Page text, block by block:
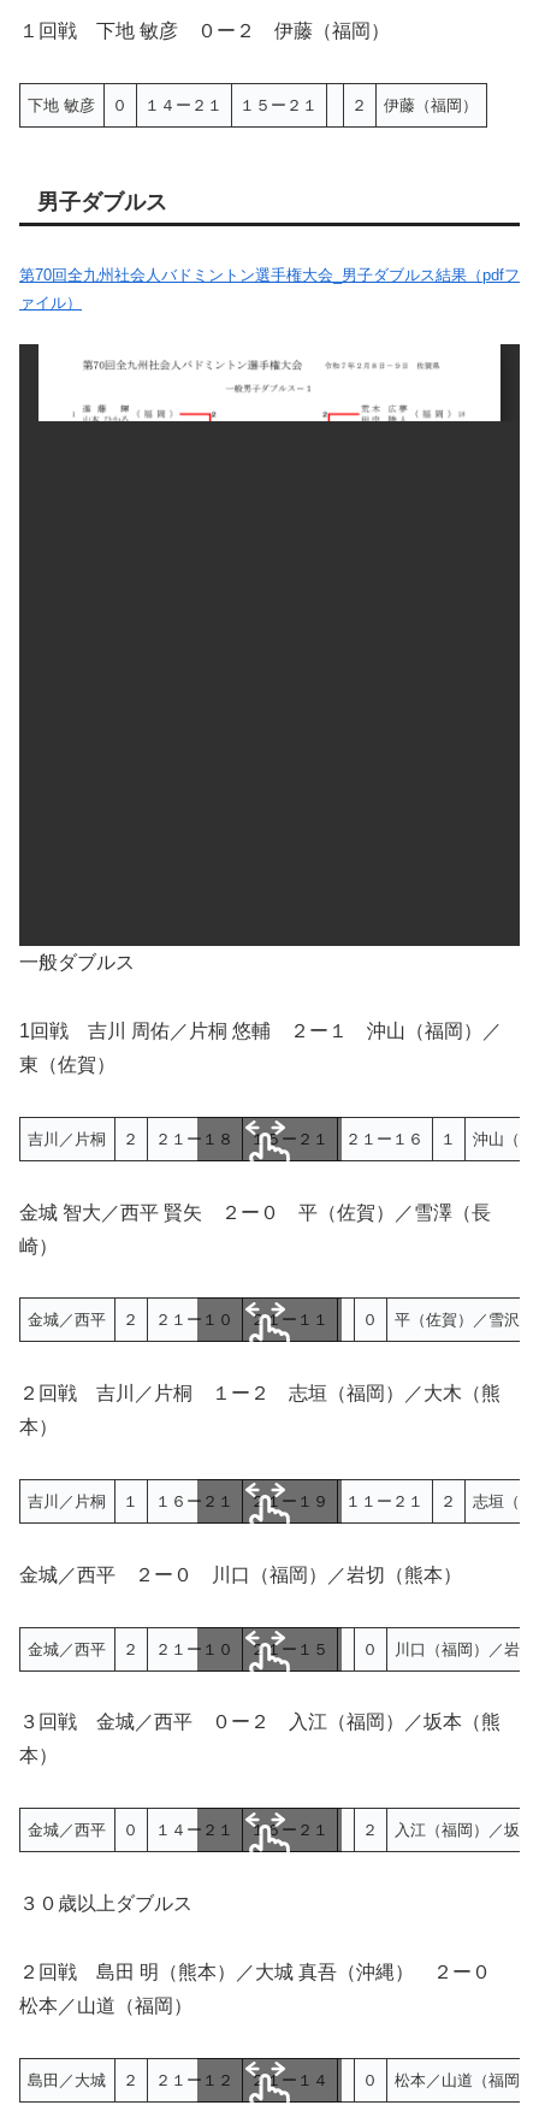
１回戦 下地 敏彦 ０ー２ 伊藤（福岡）
下地 敏彦 ０ １４ー２１ １５ー２１ ２ 伊藤（福岡）
男子ダブルス
第70回全九州社会人バドミントン選手権大会_男子ダブルス結果（pdfフ
ァイル）
一般ダブルス
1回戦 吉川 周佑／片桐 悠輔 ２ー１ 沖山（福岡）／
東（佐賀）
吉川／片桐 ２ ２１ー１８ １５ー２１ ２１ー１６ １ 沖山（
金城 智大／西平 賢矢 ２ー０ 平（佐賀）／雪澤（長
崎）
金城／西平 ２ ２１ー１０ ２１ー１１ ０ 平（佐賀）／雪沢
２回戦 吉川／片桐 １ー２ 志垣（福岡）／大木（熊
本）
吉川／片桐 １ １６ー２１ ２１ー１９ １１ー２１ ２ 志垣（
金城／西平 ２ー０ 川口（福岡）／岩切（熊本）
金城／西平 ２ ２１ー１０ ２１ー１５ ０ 川口（福岡）／岩
３回戦 金城／西平 ０ー２ 入江（福岡）／坂本（熊
本）
金城／西平 ０ １４ー２１ １６ー２１ ２ 入江（福岡）／坂
３０歳以上ダブルス
２回戦 島田 明（熊本）／大城 真吾（沖縄） ２ー０
松本／山道（福岡）
島田／大城 ２ ２１ー１２ ２１ー１４ ０ 松本／山道（福岡）